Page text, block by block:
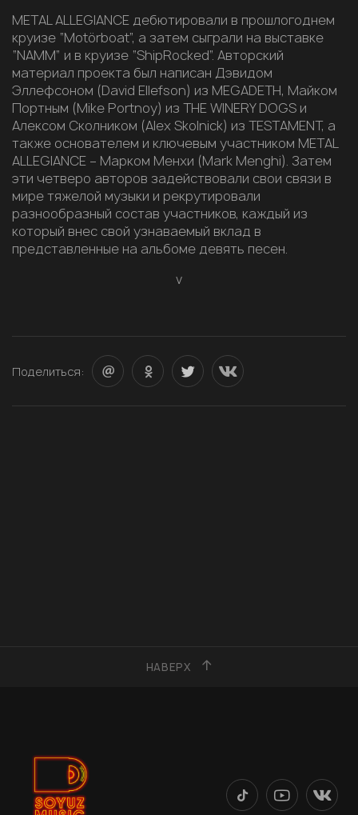
METAL ALLEGIANCE дебютировали в прошлогоднем
круизе “Motörboat”, а затем сыграли на выставке
“NAMM” и в круизе “ShipRocked”. Авторский
материал проекта был написан Дэвидом
Эллефсоном (David Ellefson) из MEGADETH, Майком
Портным (Mike Portnoy) из THE WINERY DOGS и
Алексом Сколником (Alex Skolnick) из TESTAMENT, а
также основателем и ключевым участником METAL
ALLEGIANCE – Марком Менхи (Mark Menghi). Затем
эти четверо авторов задействовали свои связи в
мире тяжелой музыки и рекрутировали
разнообразный состав участников, каждый из
который внес свой узнаваемый вклад в
представленные на альбоме девять песен.
v
Поделиться:
НАВЕРХ